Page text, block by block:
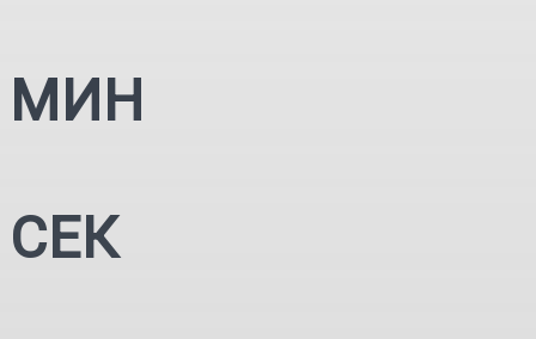
МИН
СЕК